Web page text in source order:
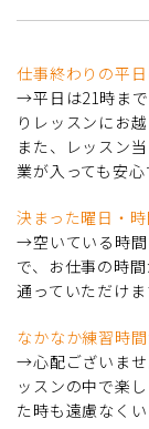
仕事終わりの平
→平日は21時まで
りレッスンにお
また、レッスン
業が入っても安心
決まった曜日・
→空いている時間
で、お仕事の時
通っていただけま
なかなか練習時
→心配ございませ
ッスンの中で楽
た時も遠慮なく